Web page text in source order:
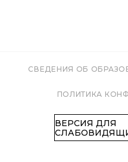
СВЕДЕНИЯ ОБ
ПОЛИТИКА
ВЕРСИЯ ДЛЯ